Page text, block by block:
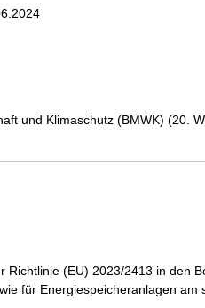
und Klimaschutz (BMWK) (20.
Richtlinie (EU) 2023/2413 in den
für Energiespeicheranlagen am